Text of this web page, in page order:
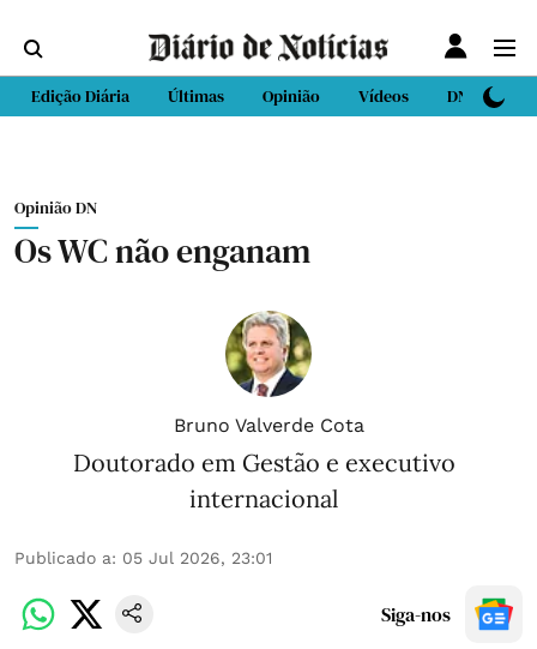
Edição Diária Últimas Opinião Vídeos DN Sport
Opinião DN
Os WC não enganam
Bruno Valverde Cota
Doutorado em Gestão e executivo
internacional
Publicado a: 05 Jul 2026, 23:01
Siga-nos